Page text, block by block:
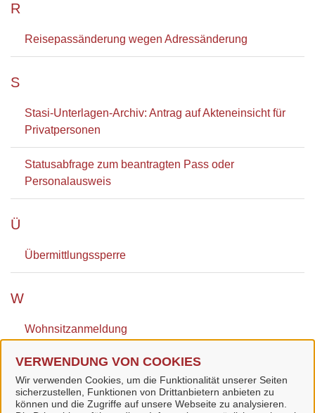
VERWENDUNG VON COOKIES
Wir verwenden Cookies, um die Funktionalität unserer Seiten
sicherzustellen, Funktionen von Drittanbietern anbieten zu
können und die Zugriffe auf unsere Webseite zu analysieren.
R
Reisepassänderung wegen Adressänderung
S
Stasi-Unterlagen-Archiv: Antrag auf Akteneinsicht für
Privatpersonen
Statusabfrage zum beantragten Pass oder
Personalausweis
Ü
Übermittlungssperre
W
Wohnsitzanmeldung
Wohnsitzanmeldung als Hauptwohnsitz